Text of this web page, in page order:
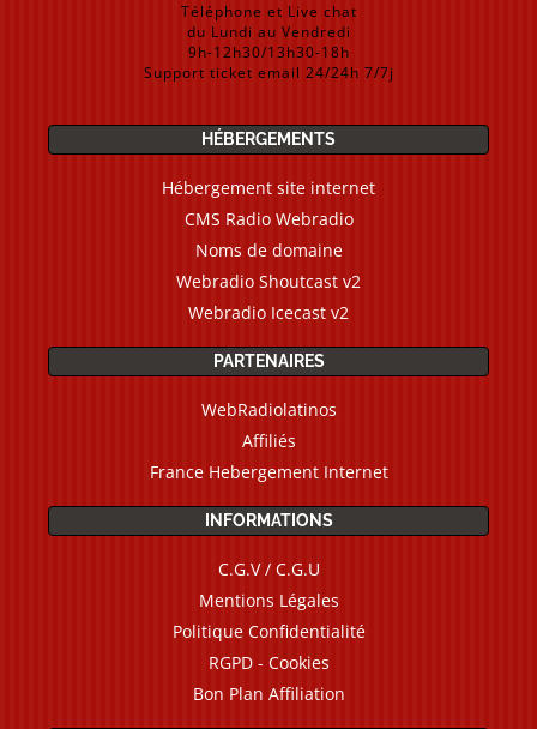
Téléphone et Live chat
du Lundi au Vendredi
9h-12h30/13h30-18h
Support ticket email 24/24h 7/7j
HÉBERGEMENTS
Hébergement site internet
CMS Radio Webradio
Noms de domaine
Webradio Shoutcast v2
Webradio Icecast v2
PARTENAIRES
WebRadiolatinos
Affiliés
France Hebergement Internet
INFORMATIONS
C.G.V / C.G.U
Mentions Légales
Politique Confidentialité
RGPD - Cookies
Bon Plan Affiliation